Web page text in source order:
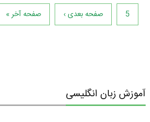
5 صفحه بعدی › صفحه آخر »
آموزش زبان انگلیسی